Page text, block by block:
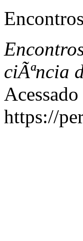
ciÃªncia
https://